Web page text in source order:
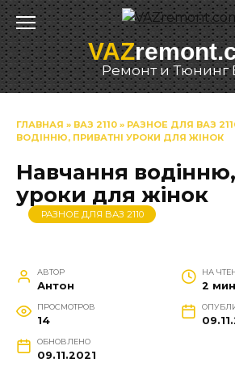
Перейти
к
содержаниюVAZ
Ремонт и Тюнинг
ГЛАВНАЯ » ВАЗ 2110 » РАЗНОЕ ДЛЯ ВАЗ
ВОДІННЮ, ПРИВАТНІ УРОКИ ДЛЯ ЖІНОК
Навчання
уроки для жінок
РАЗНОЕ ДЛЯ ВАЗ 2110
АВТОР
Антон
НА
2 мин
ПРОСМОТРОВ
14
ОБНОВЛЕНО
09.11.2021